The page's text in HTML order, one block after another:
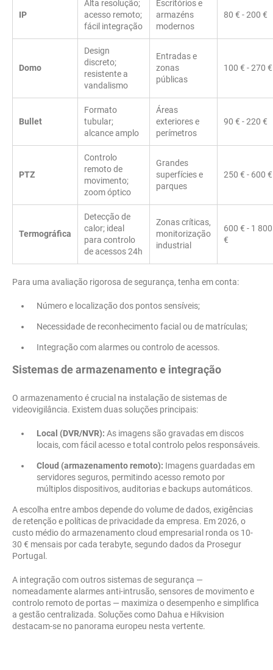
IP
Alta resolução;
acesso remoto;
fácil integração
Escritórios e
armazéns
modernos
80 € - 200 €
Domo
Design
discreto;
resistente a
vandalismo
Entradas e
zonas
públicas
100 € - 270 €
Bullet
Formato
tubular;
alcance amplo
Áreas
exteriores e
perímetros
90 € - 220 €
PTZ
Controlo
remoto de
movimento;
zoom óptico
Grandes
superfícies e
parques
250 € - 600 €
Termográfica
Detecção de
calor; ideal
para controlo
de acessos 24h
Zonas críticas,
monitorização
industrial
600 € - 1 800
€
Para uma avaliação rigorosa de segurança, tenha em conta:
Número e localização dos pontos sensíveis;
Necessidade de reconhecimento facial ou de matrículas;
Integração com alarmes ou controlo de acessos.
Sistemas de armazenamento e integração
O armazenamento é crucial na instalação de sistemas de
videovigilância. Existem duas soluções principais:
Local (DVR/NVR): As imagens são gravadas em discos
locais, com fácil acesso e total controlo pelos responsáveis.
Cloud (armazenamento remoto): Imagens guardadas em
servidores seguros, permitindo acesso remoto por
múltiplos dispositivos, auditorias e backups automáticos.
A escolha entre ambos depende do volume de dados, exigências
de retenção e políticas de privacidade da empresa. Em 2026, o
custo médio do armazenamento cloud empresarial ronda os 10-
30 € mensais por cada terabyte, segundo dados da Prosegur
Portugal.
A integração com outros sistemas de segurança —
nomeadamente alarmes anti-intrusão, sensores de movimento e
controlo remoto de portas — maximiza o desempenho e simplifica
a gestão centralizada. Soluções como Dahua e Hikvision
destacam-se no panorama europeu nesta vertente.